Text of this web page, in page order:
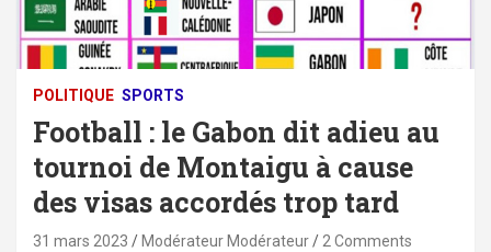
POLITIQUE SPORTS
Football : le Gabon dit adieu au
tournoi de Montaigu à cause
des visas accordés trop tard
31 mars 2023 Modérateur Modérateur 2 Comments